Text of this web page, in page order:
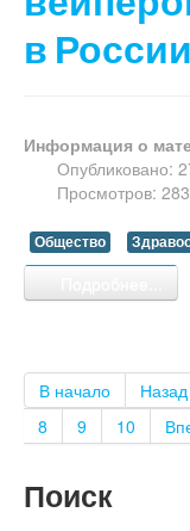
в России
Информация о
Опубликовано:
Просмотров: 283
Общество
В начало
Назад
8
9 10
Поиск